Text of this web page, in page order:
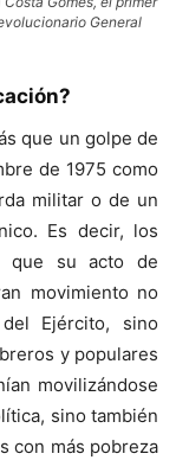
General
que un golpe de
de 1975 como
militar o de un
Es decir, los
que su acto de
movimiento no
Ejército, sino
y populares
movilizándose
sino también
con más pobreza